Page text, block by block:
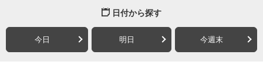
日付から探す
今日 明日 今週末